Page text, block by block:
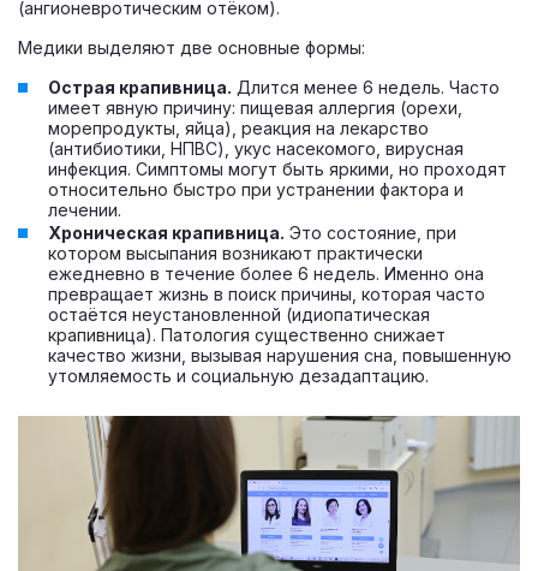
(ангионевротическим отёком).
Медики выделяют две основные формы:
Острая крапивница. Длится менее 6 недель. Часто
имеет явную причину: пищевая аллергия (орехи,
морепродукты, яйца), реакция на лекарство
(антибиотики, НПВС), укус насекомого, вирусная
инфекция. Симптомы могут быть яркими, но проходят
относительно быстро при устранении фактора и
лечении.
Хроническая крапивница. Это состояние, при
котором высыпания возникают практически
ежедневно в течение более 6 недель. Именно она
превращает жизнь в поиск причины, которая часто
остаётся неустановленной (идиопатическая
крапивница). Патология существенно снижает
качество жизни, вызывая нарушения сна, повышенную
утомляемость и социальную дезадаптацию.